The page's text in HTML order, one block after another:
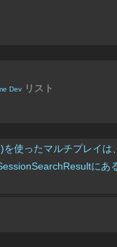
Dev リスト
使ったマルチプレイ
に